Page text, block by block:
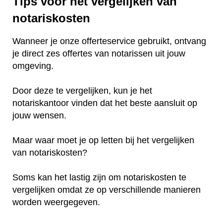
notariskosten
Wanneer je onze offerteservice gebruikt, ontvang
je direct zes offertes van notarissen uit jouw
omgeving.
Door deze te vergelijken, kun je het
notariskantoor vinden dat het beste aansluit op
jouw wensen.
Maar waar moet je op letten bij het vergelijken
van notariskosten?
Soms kan het lastig zijn om notariskosten te
vergelijken omdat ze op verschillende manieren
worden weergegeven.